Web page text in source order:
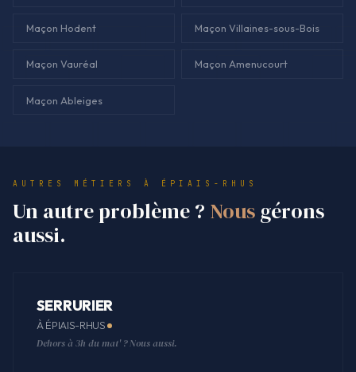
Maçon Hodent Maçon Villaines-sous-Bois
Maçon Vauréal Maçon Amenucourt
Maçon Ableiges
AUTRES MÉTIERS À ÉPIAIS-RHUS
Un autre problème ? Nous gérons
aussi.
SERRURIER
À ÉPIAIS-RHUS
Dehors à 3h du mat' ? Nous aussi.